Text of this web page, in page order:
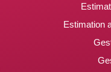
Estimation